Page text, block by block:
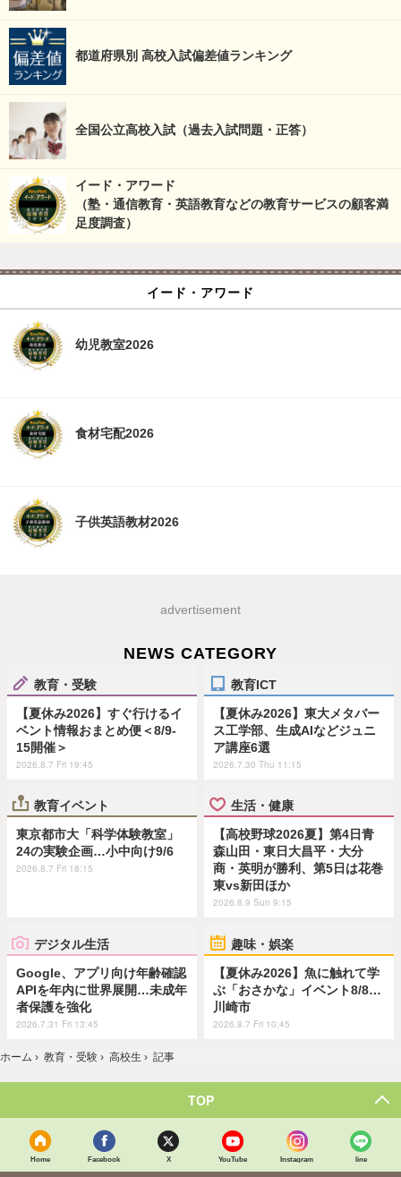
都道府県別 高校入試偏差値ランキング
全国公立高校入試（過去入試問題・正答）
イード・アワード
（塾・通信教育・英語教育などの教育サービスの顧客満
足度調査）
イード・アワード
幼児教室2026
食材宅配2026
子供英語教材2026
advertisement
NEWS CATEGORY
教育・受験
【夏休み2026】すぐ行けるイ
ベント情報おまとめ便＜8/9-
15開催＞
2026.8.7 Fri 19:45
教育ICT
【夏休み2026】東大メタバー
ス工学部、生成AIなどジュニ
ア講座6選
2026.7.30 Thu 11:15
教育イベント
東京都市大「科学体験教室」
24の実験企画…小中向け9/6
2026.8.7 Fri 18:15
生活・健康
【高校野球2026夏】第4日青
森山田・東日大昌平・大分
商・英明が勝利、第5日は花巻
東vs新田ほか
2026.8.9 Sun 9:15
デジタル生活
Google、アプリ向け年齢確認
APIを年内に世界展開…未成年
者保護を強化
2026.7.31 Fri 13:45
趣味・娯楽
【夏休み2026】魚に触れて学
ぶ「おさかな」イベント8/8…
川崎市
2026.8.7 Fri 10:45
ホーム › 教育・受験 › 高校生 › 記事
TOP
Home Facebook X YouTube Instagram line